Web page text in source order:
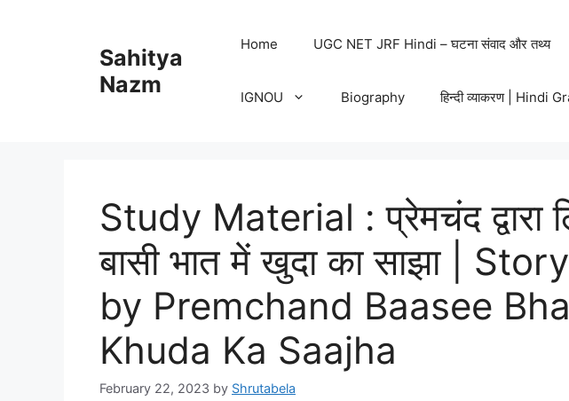
Sahitya
Nazm
Home UGC NET JRF Hindi – घटना संवाद और तथ्य
IGNOU Biography हिन्दी व्याकरण | Hindi
Study Material : प्रेमचंद द्वारा
बासी भात में खुदा का साझा |
by Premchand Baasee
Khuda Ka Saajha
February 22, 2023 by Shrutabela